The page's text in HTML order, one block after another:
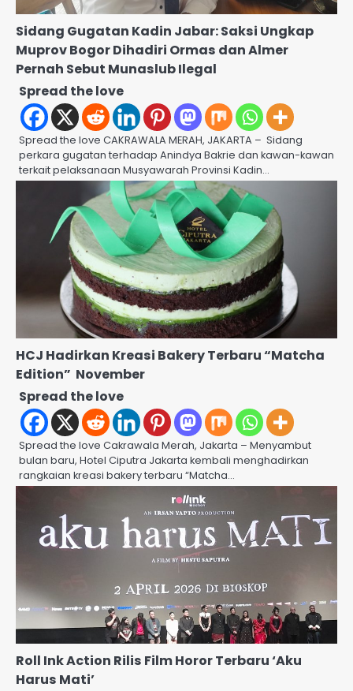
Sidang Gugatan Kadin Jabar: Saksi Ungkap
Muprov Bogor Dihadiri Ormas dan Almer
Pernah Sebut Munaslub Ilegal
Spread the love
Spread the love CAKRAWALA MERAH, JAKARTA – Sidang
perkara gugatan terhadap Anindya Bakrie dan kawan-kawan
terkait pelaksanaan Musyawarah Provinsi Kadin…
HCJ Hadirkan Kreasi Bakery Terbaru “Matcha
Edition” November
Spread the love
Spread the love Cakrawala Merah, Jakarta – Menyambut
bulan baru, Hotel Ciputra Jakarta kembali menghadirkan
rangkaian kreasi bakery terbaru “Matcha…
Roll Ink Action Rilis Film Horor Terbaru ‘Aku
Harus Mati’